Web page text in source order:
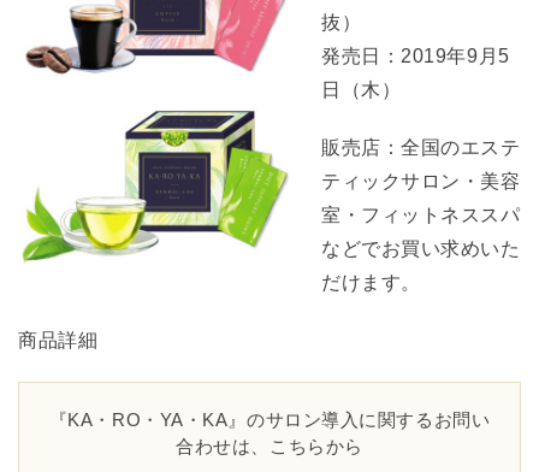
抜）
発売日：2019年9月5
日（木）
販売店：全国のエステ
ティックサロン・美容
室・フィットネススパ
などでお買い求めいた
だけます。
商品詳細
『KA・RO・YA・ KA』のサロン導入に関するお問い
合わせは、こちらから